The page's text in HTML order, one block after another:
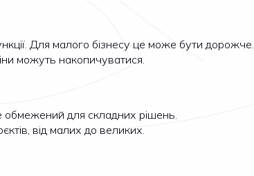
Для малого бізнесу це може бути дорожче.
можуть накопичуватися.
обмежений для складних рішень.
від малих до великих.